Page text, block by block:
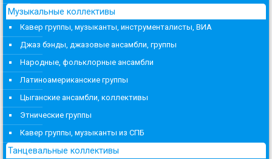
Музыкальные коллективы
Кавер группы, музыканты, инструменталисты, ВИА
Джаз бэнды, джазовые ансамбли, группы
Народные, фольклорные ансамбли
Латиноамериканские группы
Цыганские ансамбли, коллективы
Этнические группы
Кавер группы, музыканты из СПБ
Танцевальные коллективы